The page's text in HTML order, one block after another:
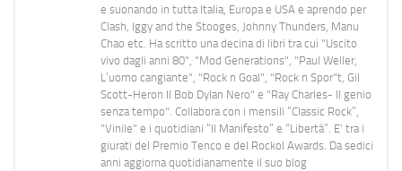
e suonando in tutta Italia, Europa e USA e aprendo per
Clash, Iggy and the Stooges, Johnny Thunders, Manu
Chao etc. Ha scritto una decina di libri tra cui "Uscito
vivo dagli anni 80", "Mod Generations", "Paul Weller,
L’uomo cangiante", "Rock n Goal", "Rock n Spor"t, Gil
Scott-Heron Il Bob Dylan Nero" e "Ray Charles- Il genio
senza tempo". Collabora con i mensili “Classic Rock”,
"Vinile" e i quotidiani “Il Manifesto” e “Libertà”. E' tra i
giurati del Premio Tenco e del Rockol Awards. Da sedici
anni aggiorna quotidianamente il suo blog